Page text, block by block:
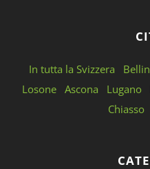
In tutta la Svizzera
Losone Ascona Lugano
Chiasso